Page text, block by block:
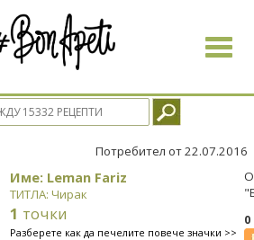
Toggle
Потребител от 22.07.2016
Име: Leman Fariz
ТИТЛА: Чирак
1 точки
Разберете как да печелите повече значки >>